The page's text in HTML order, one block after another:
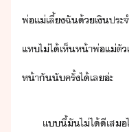
พ่แ่​เลี้​ฉั​้​เิ​ปร
แท​ไ่ไ้​เห็​ห้า​พ่แ่​ตั
ห้า​ั​ั​ครั้​ไ้​เล​่ะ
แี้​ั​ไ่ไ้​ีเส